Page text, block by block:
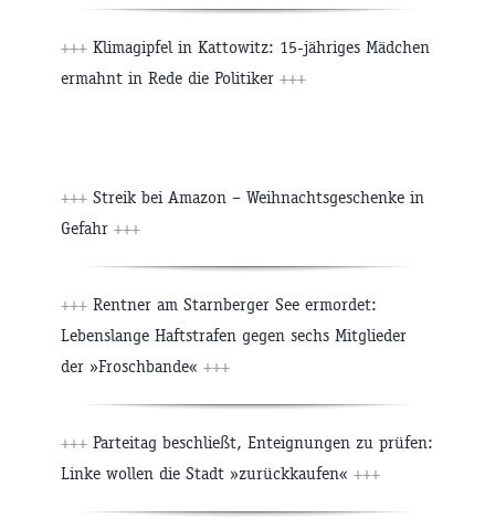
+++ Klimagipfel in Kattowitz: 15-jähriges Mädchen
ermahnt in Rede die Politiker +++
+++ Streik bei Amazon – Weihnachtsgeschenke in
Gefahr +++
+++ Rentner am Starnberger See ermordet:
Lebenslange Haftstrafen gegen sechs Mitglieder
der »Froschbande« +++
+++ Parteitag beschließt, Enteignungen zu prüfen:
Linke wollen die Stadt »zurückkaufen« +++